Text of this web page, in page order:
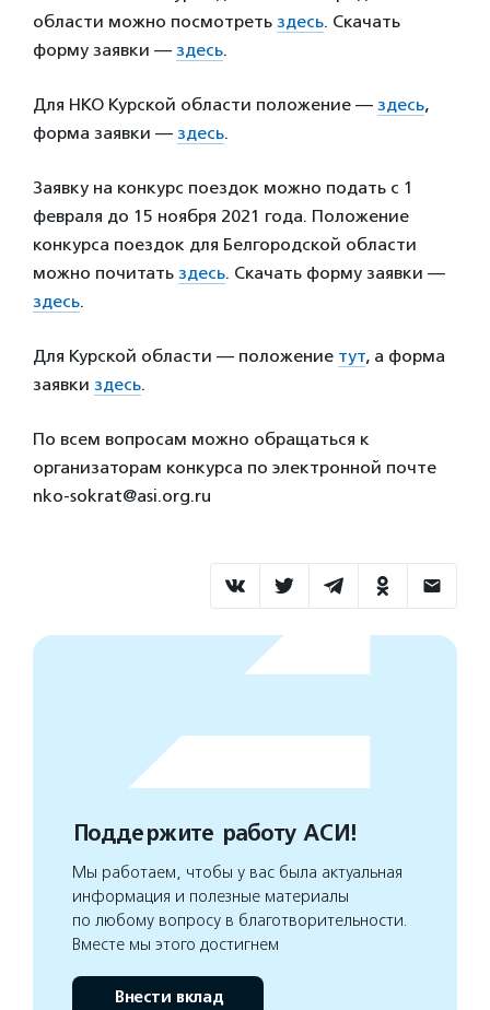
области можно посмотреть здесь. Скачать
форму заявки — здесь.
Для НКО Курской области положение — здесь,
форма заявки — здесь.
Заявку на конкурс поездок можно подать с 1
февраля до 15 ноября 2021 года. Положение
конкурса поездок для Белгородской области
можно почитать здесь. Скачать форму заявки —
здесь.
Для Курской области — положение тут, а форма
заявки здесь.
По всем вопросам можно обращаться к
организаторам конкурса по электронной почте
nko-sokrat@asi.org.ru
Поддержите работу АСИ!
Мы работаем, чтобы у вас была актуальная
информация и полезные материалы
по любому вопросу в благотворительности.
Вместе мы этого достигнем
Внести вклад